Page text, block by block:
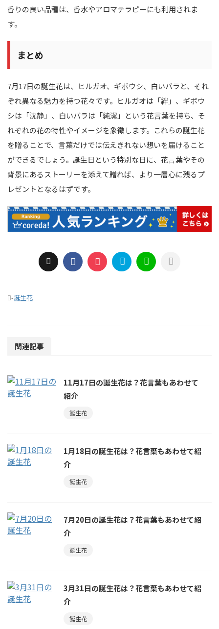
香りの良い品種は、香水やアロマテラピーにも利用されま
す。
まとめ
7月17日の誕生花は、ヒルガオ、ギボウシ、白いバラと、それ
ぞれ異なる魅力を持つ花々です。ヒルガオは「絆」、ギボウ
シは「沈静」、白いバラは「純潔」という花言葉を持ち、そ
れぞれの花の特性やイメージを象徴します。これらの誕生花
を贈ることで、言葉だけでは伝えきれない想いを届けること
ができるでしょう。誕生日という特別な日に、花言葉やその
背景にあるストーリーを添えて贈れば、より一層心に残るプ
レゼントとなるはずです。
-誕生花
関連記事
11月17日の誕生花は？花言葉もあわせて
紹介
誕生花
1月18日の誕生花は？花言葉もあわせて紹
介
誕生花
7月20日の誕生花は？花言葉もあわせて紹
介
誕生花
3月31日の誕生花は？花言葉もあわせて紹
介
誕生花